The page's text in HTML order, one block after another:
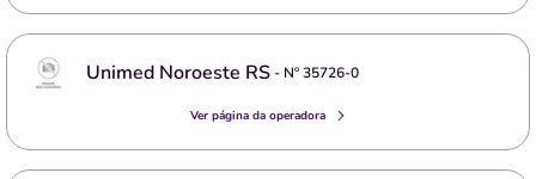
Unimed Noroeste RS- Nº35726-0
Ver página da operadora